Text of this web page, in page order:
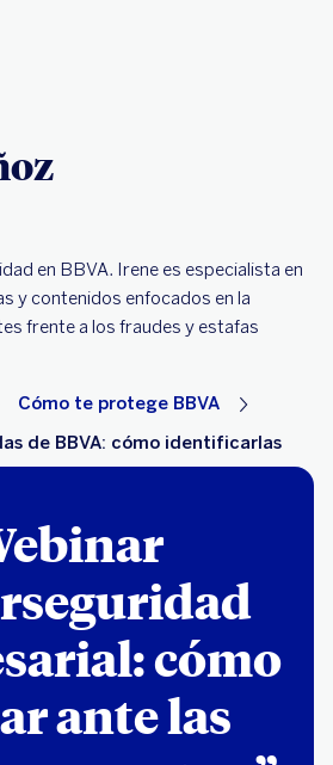
en BBVA. Irene es especialista en
y contenidos enfocados en la
frente a los fraudes y estafas
Cómo te protege BBVA
de BBVA: cómo identificarlas
cómo
ante las